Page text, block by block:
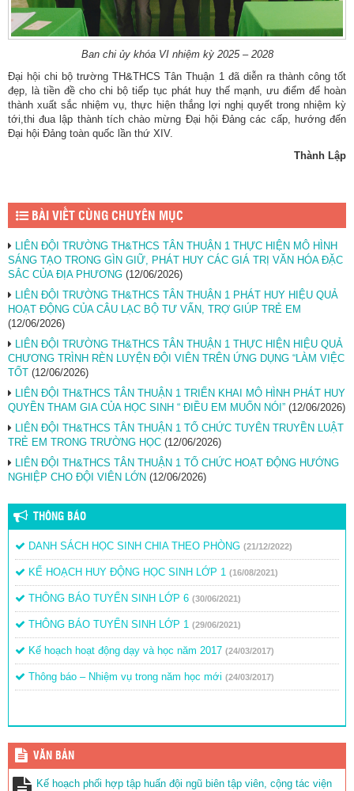
Ban chi ủy khóa VI nhiệm kỳ 2025 – 2028
Đại hội chi bộ trường TH&THCS Tân Thuận 1 đã diễn ra thành công tốt
đẹp, là tiền đề cho chi bộ tiếp tục phát huy thế mạnh, ưu điểm để hoàn
thành xuất sắc nhiệm vụ, thực hiện thắng lợi nghị quyết trong nhiệm kỳ
tới,thi đua lập thành tích chào mừng Đại hội Đảng các cấp, hướng đến
Đại hội Đảng toàn quốc lần thứ XIV.
Thành Lập
BÀI VIẾT CÙNG CHUYÊN MỤC
LIÊN ĐỘI TRƯỜNG TH&THCS TÂN THUẬN 1 THỰC HIỆN MÔ HÌNH
SÁNG TẠO TRONG GÌN GIỮ, PHÁT HUY CÁC GIÁ TRỊ VĂN HÓA ĐẶC
SẮC CỦA ĐỊA PHƯƠNG (12/06/2026)
LIÊN ĐỘI TRƯỜNG TH&THCS TÂN THUẬN 1 PHÁT HUY HIỆU QUẢ
HOẠT ĐỘNG CỦA CÂU LẠC BỘ TƯ VẤN, TRỢ GIÚP TRẺ EM
(12/06/2026)
LIÊN ĐỘI TRƯỜNG TH&THCS TÂN THUẬN 1 THỰC HIỆN HIỆU QUẢ
CHƯƠNG TRÌNH RÈN LUYỆN ĐỘI VIÊN TRÊN ỨNG DỤNG “LÀM VIỆC
TỐT (12/06/2026)
LIÊN ĐỘI TH&THCS TÂN THUẬN 1 TRIỂN KHAI MÔ HÌNH PHÁT HUY
QUYỀN THAM GIA CỦA HỌC SINH “ ĐIỀU EM MUỐN NÓI” (12/06/2026)
LIÊN ĐỘI TH&THCS TÂN THUẬN 1 TỔ CHỨC TUYÊN TRUYỀN LUẬT
TRẺ EM TRONG TRƯỜNG HỌC (12/06/2026)
LIÊN ĐỘI TH&THCS TÂN THUẬN 1 TỔ CHỨC HOẠT ĐỘNG HƯỚNG
NGHIỆP CHO ĐỘI VIÊN LỚN (12/06/2026)
THÔNG BÁO
DANH SÁCH HỌC SINH CHIA THEO PHÒNG (21/12/2022)
KẾ HOẠCH HUY ĐỘNG HỌC SINH LỚP 1 (16/08/2021)
THÔNG BÁO TUYỂN SINH LỚP 6 (30/06/2021)
THÔNG BÁO TUYỂN SINH LỚP 1 (29/06/2021)
Kế hoạch hoạt động dạy và học năm 2017 (24/03/2017)
Thông báo – Nhiệm vụ trong năm học mới (24/03/2017)
VĂN BẢN
Kế hoạch phối hợp tập huấn đội ngũ biên tập viên, cộng tác viện